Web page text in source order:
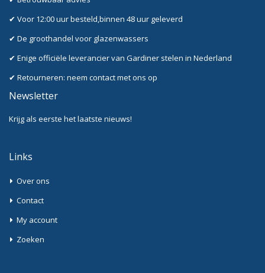
✔ Voor 12:00 uur besteld,binnen 48 uur geleverd
✔ De groothandel voor glazenwassers
✔ Enige officiële leverancier van Gardiner stelen in Nederland
✔ Retourneren: neem contact met ons op
Newsletter
Krijg als eerste het laatste nieuws!
Links
Over ons
Contact
My account
Zoeken